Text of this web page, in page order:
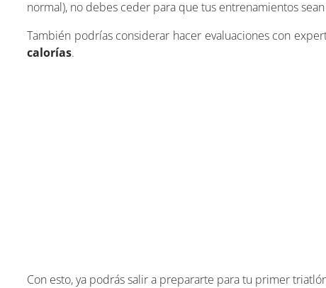
normal), no debes ceder para que tus entrenamientos
También podrías considerar hacer evaluaciones con
calorías.
Con esto, ya podrás salir a prepararte para tu primer